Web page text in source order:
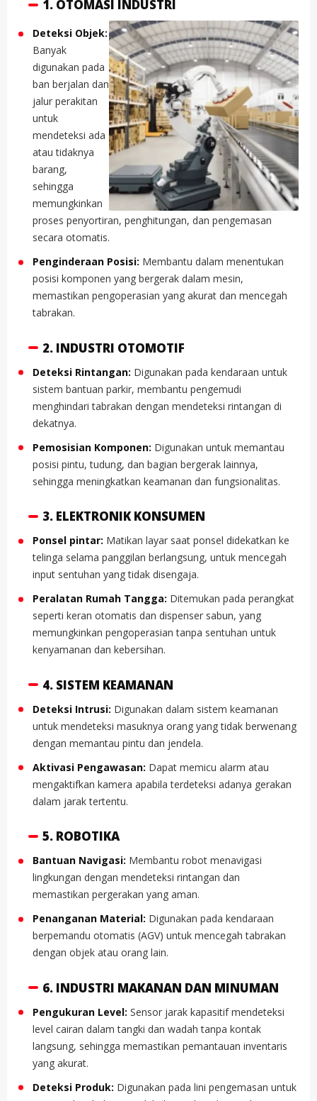
1. OTOMASI INDUSTRI
Deteksi Objek:
Banyak
digunakan pada
ban berjalan dan
jalur perakitan
untuk
mendeteksi ada
atau tidaknya
barang,
sehingga
memungkinkan
proses penyortiran, penghitungan, dan pengemasan
secara otomatis.
Penginderaan Posisi: Membantu dalam menentukan
posisi komponen yang bergerak dalam mesin,
memastikan pengoperasian yang akurat dan mencegah
tabrakan.
2. INDUSTRI OTOMOTIF
Deteksi Rintangan: Digunakan pada kendaraan untuk
sistem bantuan parkir, membantu pengemudi
menghindari tabrakan dengan mendeteksi rintangan di
dekatnya.
Pemosisian Komponen: Digunakan untuk memantau
posisi pintu, tudung, dan bagian bergerak lainnya,
sehingga meningkatkan keamanan dan fungsionalitas.
3. ELEKTRONIK KONSUMEN
Ponsel pintar: Matikan layar saat ponsel didekatkan ke
telinga selama panggilan berlangsung, untuk mencegah
input sentuhan yang tidak disengaja.
Peralatan Rumah Tangga: Ditemukan pada perangkat
seperti keran otomatis dan dispenser sabun, yang
memungkinkan pengoperasian tanpa sentuhan untuk
kenyamanan dan kebersihan.
4. SISTEM KEAMANAN
Deteksi Intrusi: Digunakan dalam sistem keamanan
untuk mendeteksi masuknya orang yang tidak berwenang
dengan memantau pintu dan jendela.
Aktivasi Pengawasan: Dapat memicu alarm atau
mengaktifkan kamera apabila terdeteksi adanya gerakan
dalam jarak tertentu.
5. ROBOTIKA
Bantuan Navigasi: Membantu robot menavigasi
lingkungan dengan mendeteksi rintangan dan
memastikan pergerakan yang aman.
Penanganan Material: Digunakan pada kendaraan
berpemandu otomatis (AGV) untuk mencegah tabrakan
dengan objek atau orang lain.
6. INDUSTRI MAKANAN DAN MINUMAN
Pengukuran Level: Sensor jarak kapasitif mendeteksi
level cairan dalam tangki dan wadah tanpa kontak
langsung, sehingga memastikan pemantauan inventaris
yang akurat.
Deteksi Produk: Digunakan pada lini pengemasan untuk